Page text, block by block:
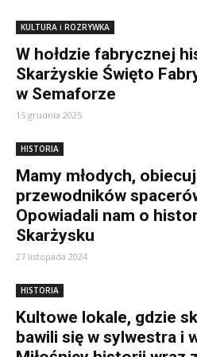
KULTURA i ROZRYWKA
W hołdzie fabrycznej
Skarżyskie Święto
w Semaforze
15 grudnia 2025
HISTORIA
Mamy młodych,
przewodników
Opowiadali nam o
Skarżysku
27 listopada 2024
HISTORIA
Kultowe lokale, gdzie
bawili się w sylwestra i